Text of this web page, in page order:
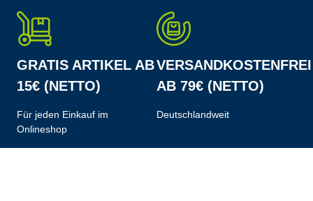
GRATIS ARTIKEL AB
15€ (NETTO)
Für jeden Einkauf im
Onlineshop
VERSANDKOSTENFREI
AB 79€ (NETTO)
Deutschlandweit